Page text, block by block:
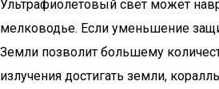
Ультрафиолетовый свет может
мелководье. Если уменьшение
Земли позволит большему
излучения достигать земли,